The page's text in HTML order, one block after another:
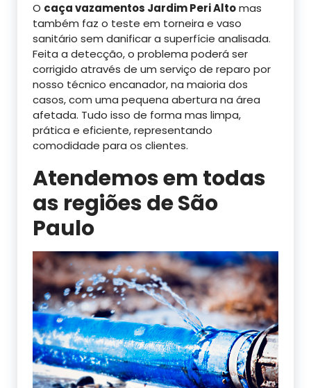
O caça vazamentos Jardim Peri Altomas
também faz o teste em torneira e vaso
sanitário sem danificar a superfície analisada.
Feita a detecção, o problema poderá ser
corrigido através de um serviço de reparo por
nosso técnico encanador, na maioria dos
casos, com uma pequena abertura na área
afetada. Tudo isso de forma mas limpa,
prática e eficiente, representando
comodidade para os clientes.
Atendemos em todas
as regiões de São
Paulo